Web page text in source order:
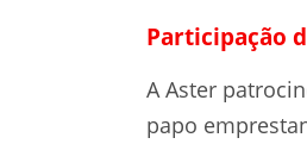
Participação
A Aster
papo